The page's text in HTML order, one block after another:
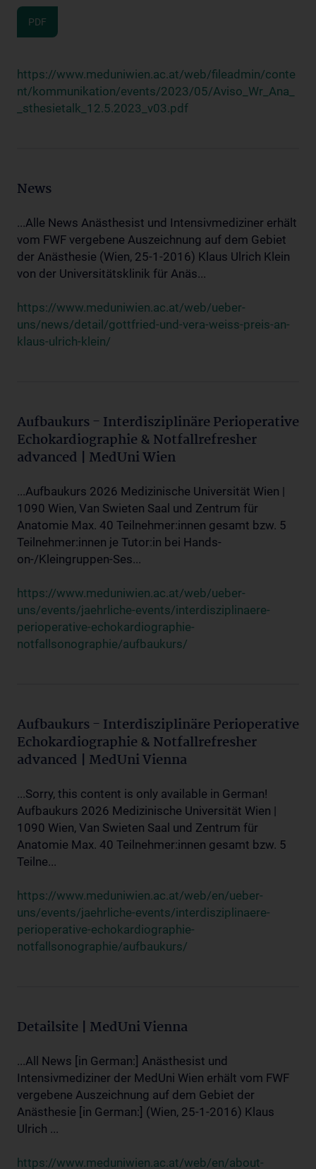
PDF
https://www.meduniwien.ac.at/web/fileadmin/conte
nt/kommunikation/events/2023/05/Aviso_Wr_Ana_
_sthesietalk_12.5.2023_v03.pdf
News
...Alle News Anästhesist und Intensivmediziner erhält
vom FWF vergebene Auszeichnung auf dem Gebiet
der Anästhesie (Wien, 25-1-2016) Klaus Ulrich Klein
von der Universitätsklinik für Anäs...
https://www.meduniwien.ac.at/web/ueber-
uns/news/detail/gottfried-und-vera-weiss-preis-an-
klaus-ulrich-klein/
Aufbaukurs - Interdisziplinäre Perioperative
Echokardiographie & Notfallrefresher
advanced | MedUni Wien
...Aufbaukurs 2026 Medizinische Universität Wien |
1090 Wien, Van Swieten Saal und Zentrum für
Anatomie Max. 40 Teilnehmer:innen gesamt bzw. 5
Teilnehmer:innen je Tutor:in bei Hands-
on-/Kleingruppen-Ses...
https://www.meduniwien.ac.at/web/ueber-
uns/events/jaehrliche-events/interdisziplinaere-
perioperative-echokardiographie-
notfallsonographie/aufbaukurs/
Aufbaukurs - Interdisziplinäre Perioperative
Echokardiographie & Notfallrefresher
advanced | MedUni Vienna
...Sorry, this content is only available in German!
Aufbaukurs 2026 Medizinische Universität Wien |
1090 Wien, Van Swieten Saal und Zentrum für
Anatomie Max. 40 Teilnehmer:innen gesamt bzw. 5
Teilne...
https://www.meduniwien.ac.at/web/en/ueber-
uns/events/jaehrliche-events/interdisziplinaere-
perioperative-echokardiographie-
notfallsonographie/aufbaukurs/
Detailsite | MedUni Vienna
...All News [in German:] Anästhesist und
Intensivmediziner der MedUni Wien erhält vom FWF
vergebene Auszeichnung auf dem Gebiet der
Anästhesie [in German:] (Wien, 25-1-2016) Klaus
Ulrich ...
https://www.meduniwien.ac.at/web/en/about-